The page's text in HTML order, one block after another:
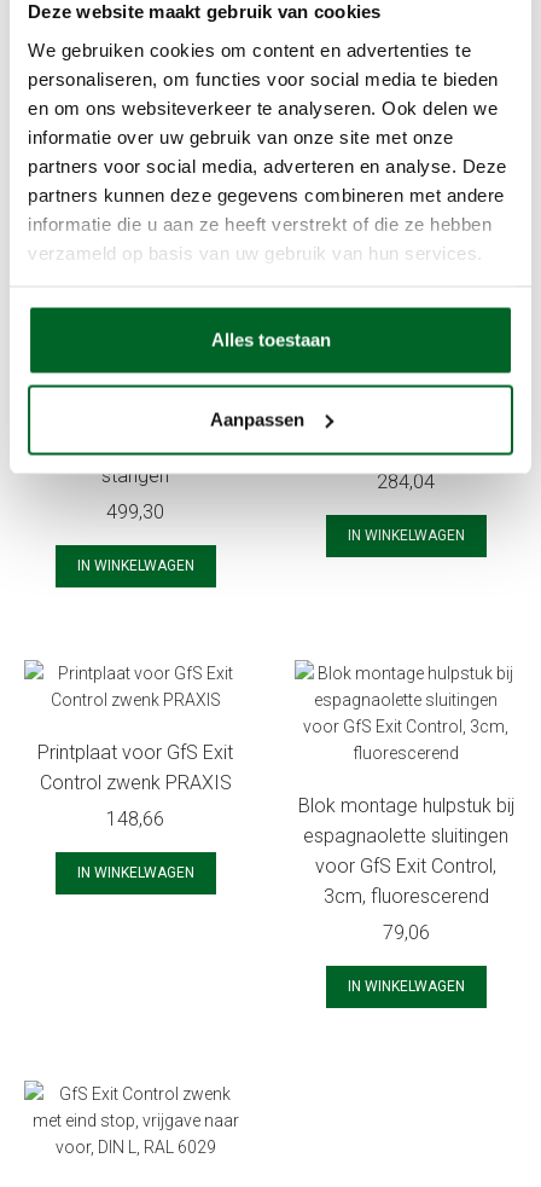
Deze website maakt gebruik van cookies
We gebruiken cookies om content en advertenties te
personaliseren, om functies voor social media te bieden
en om ons websiteverkeer te analyseren. Ook delen we
informatie over uw gebruik van onze site met onze
partners voor social media, adverteren en analyse. Deze
partners kunnen deze gegevens combineren met andere
informatie die u aan ze heeft verstrekt of die ze hebben
verzameld op basis van uw gebruik van hun services.
Alles toestaan
Aanpassen
Aansluitkabel 5m. voor GfS Exit Control 179/1125
Gerelateerde producten
zijsluitend en 2-punts
boven- en ondersluitend,
stangen
499,30
IN WINKELWAGEN
5-serie meerpuntssluiting,
2-punts boven- en
ondersluitend, rode
pushpad, zwarte stangen
284,04
IN WINKELWAGEN
Printplaat voor GfS Exit
Control zwenk PRAXIS
148,66
IN WINKELWAGEN
Blok montage hulpstuk bij
espagnaolette sluitingen
voor GfS Exit Control,
3cm, fluorescerend
79,06
IN WINKELWAGEN